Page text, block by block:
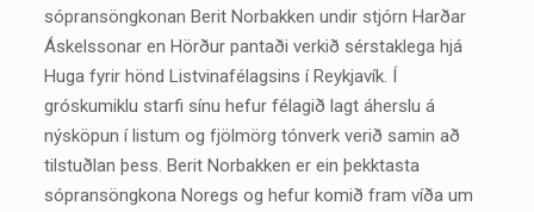
sópransöngkonan Berit Norbakken undir stjórn Harðar
Áskelssonar en Hörður pantaði verkið sérstaklega hjá
Huga fyrir hönd Listvinafélagsins í Reykjavík. Í
gróskumiklu starfi sínu hefur félagið lagt áherslu á
nýsköpun í listum og fjölmörg tónverk verið samin að
tilstuðlan þess. Berit Norbakken er ein þekktasta
sópransöngkona Noregs og hefur komið fram víða um